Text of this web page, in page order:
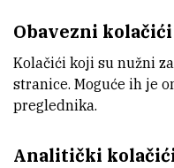
Dario.Omanovic@irb.hr
+385 1 468 0231
Obavezni kolačići
Kolačići koji su nužni
stranice. Moguće ih je
preglednika.
Analitički